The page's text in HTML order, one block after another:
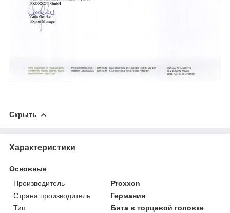
Скрыть
Характеристики
Основные
Производитель
Proxxon
Страна производитель
Германия
Тип
Бита в торцевой головке